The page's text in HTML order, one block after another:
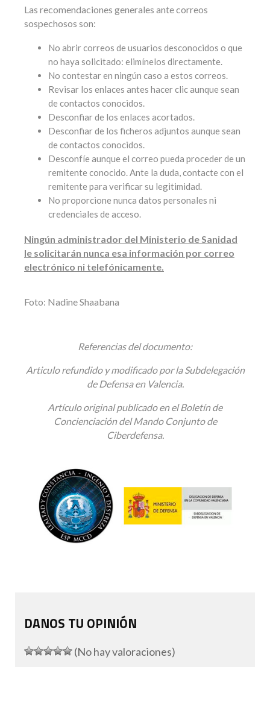
Las recomendaciones generales ante correos
sospechosos son:
No abrir correos de usuarios desconocidos o que
no haya solicitado: elimínelos directamente.
No contestar en ningún caso a estos correos.
Revisar los enlaces antes hacer clic aunque sean
de contactos conocidos.
Desconfiar de los enlaces acortados.
Desconfiar de los ficheros adjuntos aunque sean
de contactos conocidos.
Desconfíe aunque el correo pueda proceder de un
remitente conocido. Ante la duda, contacte con el
remitente para verificar su legitimidad.
No proporcione nunca datos personales ni
credenciales de acceso.
Ningún administrador del Ministerio de Sanidad
le solicitarán nunca esa información por correo
electrónico ni telefónicamente.
Foto: Nadine Shaabana
Referencias del documento:
Articulo refundido y modificado por la Subdelegación
de Defensa en Valencia.
Artículo original publicado en el Boletín de
Concienciación del Mando Conjunto de
Ciberdefensa.
DANOS TU OPINIÓN
(No hay valoraciones)